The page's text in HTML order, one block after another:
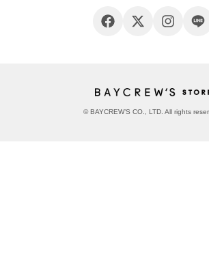
© BAYCREW’S CO., LTD. All rights